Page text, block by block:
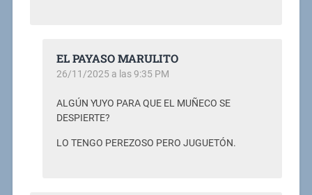
EL PAYASO MARULITO
26/11/2025 a las 9:35 PM
ALGÚN YUYO PARA QUE EL MUÑECO SE
DESPIERTE?
LO TENGO PEREZOSO PERO JUGUETÓN.